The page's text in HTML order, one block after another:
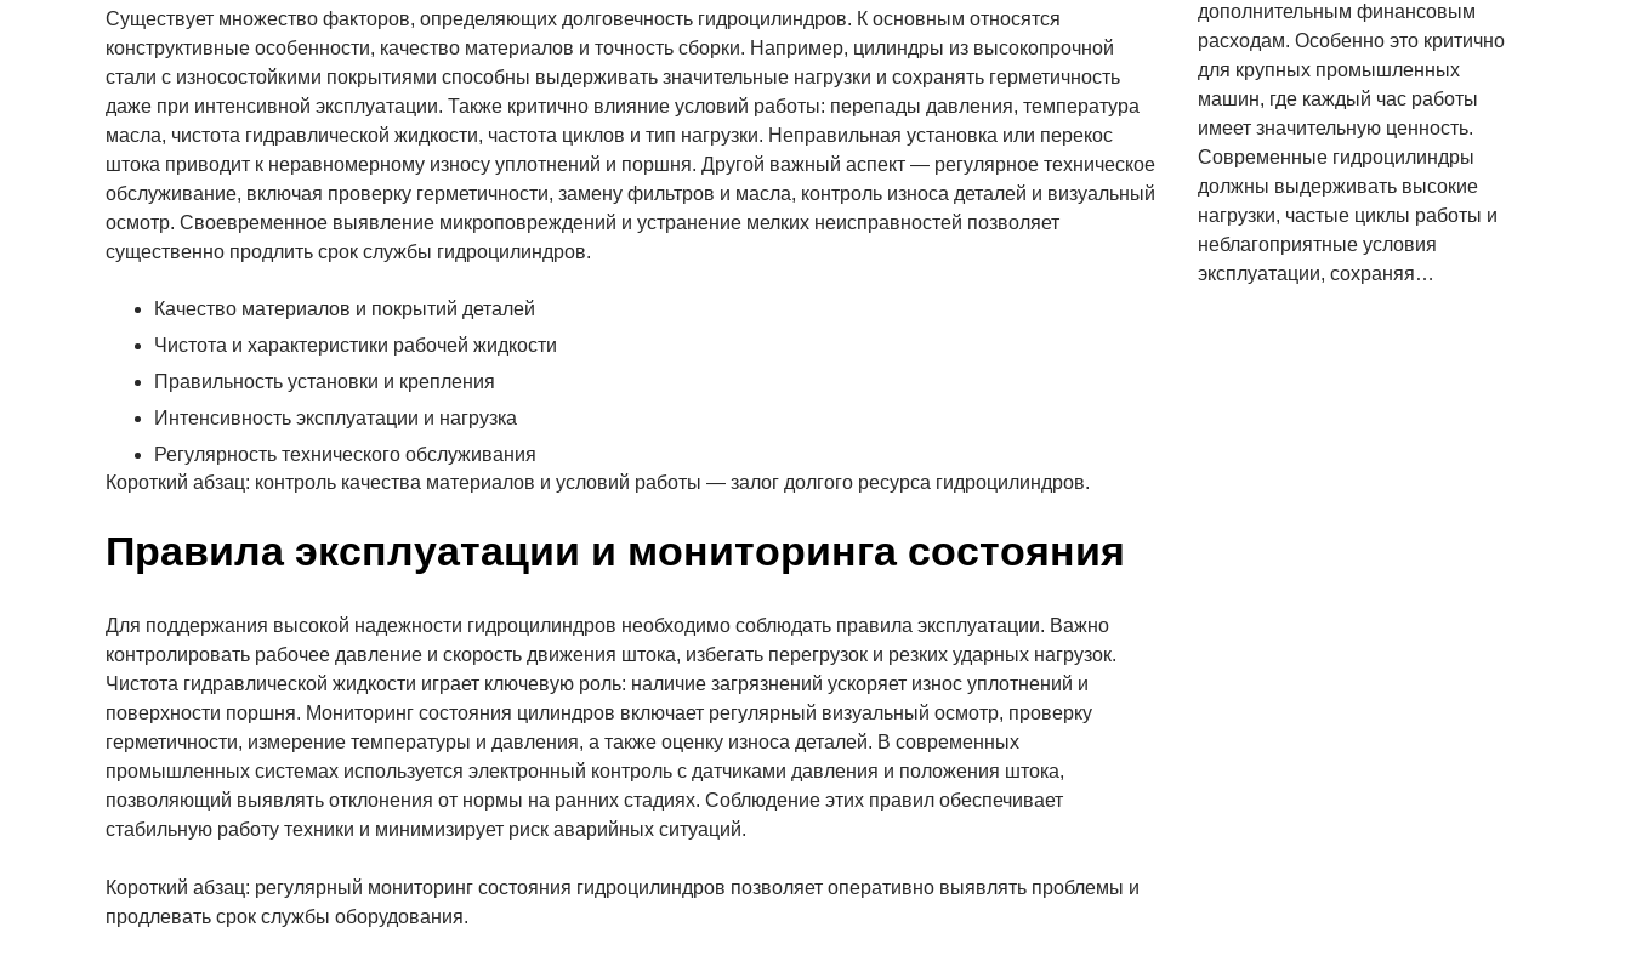
Существует множество факторов, определяющих долговечность гидроцилиндров. К основным относятся
конструктивные особенности, качество материалов и точность сборки. Например, цилиндры из высокопрочной
стали с износостойкими покрытиями способны выдерживать значительные нагрузки и сохранять герметичность
даже при интенсивной эксплуатации. Также критично влияние условий работы: перепады давления, температура
масла, чистота гидравлической жидкости, частота циклов и тип нагрузки. Неправильная установка или перекос
штока приводит к неравномерному износу уплотнений и поршня. Другой важный аспект — регулярное техническое
обслуживание, включая проверку герметичности, замену фильтров и масла, контроль износа деталей и визуальный
осмотр. Своевременное выявление микроповреждений и устранение мелких неисправностей позволяет
существенно продлить срок службы гидроцилиндров.
Качество материалов и покрытий деталей
Чистота и характеристики рабочей жидкости
Правильность установки и крепления
Интенсивность эксплуатации и нагрузка
Регулярность технического обслуживания
Короткий абзац: контроль качества материалов и условий работы — залог долгого ресурса гидроцилиндров.
Правила эксплуатации и мониторинга состояния
Для поддержания высокой надежности гидроцилиндров необходимо соблюдать правила эксплуатации. Важно
контролировать рабочее давление и скорость движения штока, избегать перегрузок и резких ударных нагрузок.
Чистота гидравлической жидкости играет ключевую роль: наличие загрязнений ускоряет износ уплотнений и
поверхности поршня. Мониторинг состояния цилиндров включает регулярный визуальный осмотр, проверку
герметичности, измерение температуры и давления, а также оценку износа деталей. В современных
промышленных системах используется электронный контроль с датчиками давления и положения штока,
позволяющий выявлять отклонения от нормы на ранних стадиях. Соблюдение этих правил обеспечивает
стабильную работу техники и минимизирует риск аварийных ситуаций.
Короткий абзац: регулярный мониторинг состояния гидроцилиндров позволяет оперативно выявлять проблемы и
продлевать срок службы оборудования.
дополнительным финансовым
расходам. Особенно это критично
для крупных промышленных
машин, где каждый час работы
имеет значительную ценность.
Современные гидроцилиндры
должны выдерживать высокие
нагрузки, частые циклы работы и
неблагоприятные условия
эксплуатации, сохраняя…